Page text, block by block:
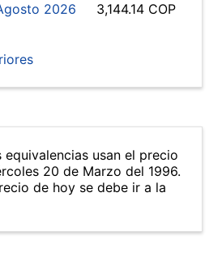
2026 3,144.14 COP
usan el precio
20 de Marzo del 1996.
de hoy se debe ir a la